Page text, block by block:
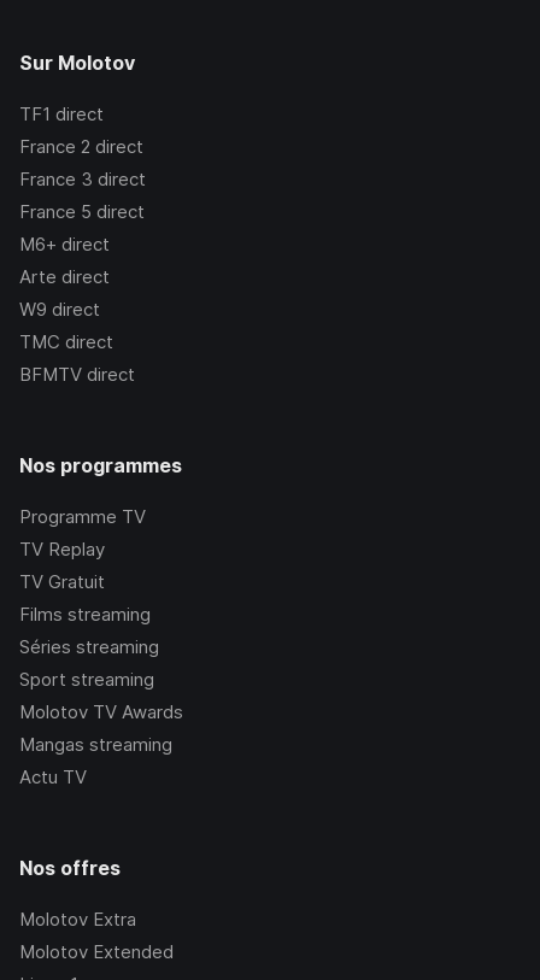
Sur Molotov
TF1 direct
France 2 direct
France 3 direct
France 5 direct
M6+ direct
Arte direct
W9 direct
TMC direct
BFMTV direct
Nos programmes
Programme TV
TV Replay
TV Gratuit
Films streaming
Séries streaming
Sport streaming
Molotov TV Awards
Mangas streaming
Actu TV
Nos offres
Molotov Extra
Molotov Extended